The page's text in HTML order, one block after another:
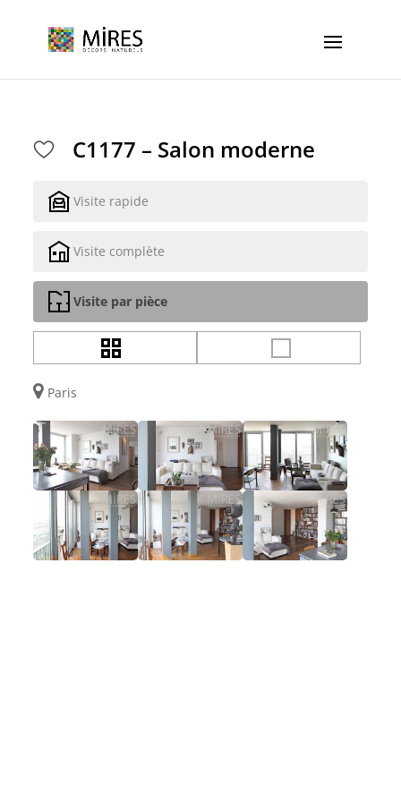
C1177 – Salon moderne
Visite rapide
Visite complète
Visite par pièce
Paris